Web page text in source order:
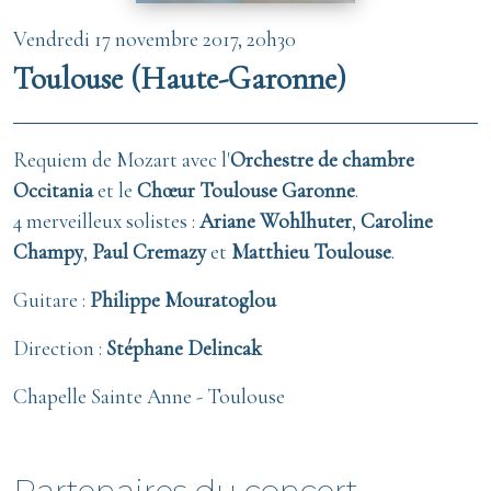
Vendredi 17 novembre 2017, 20h30
Toulouse (Haute-Garonne)
Requiem de Mozart avec l'Orchestre de chambre
Occitaniaet le Chœur Toulouse Garonne.
4 merveilleux solistes : Ariane Wohlhuter, Caroline
Champy, Paul Cremazyet Matthieu Toulouse.
Guitare : Philippe Mouratoglou
Direction : Stéphane Delincak
Chapelle Sainte Anne - Toulouse